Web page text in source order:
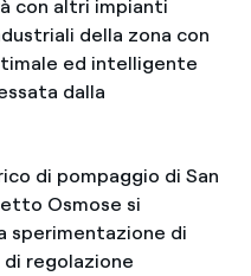
con altri impianti
della zona con
ed intelligente
dalla
di pompaggio di San
Osmose si
sperimentazione di
regolazione